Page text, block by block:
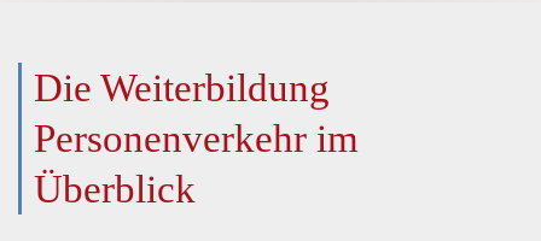
Die Weiterbildung
Personenverkehr im
Überblick